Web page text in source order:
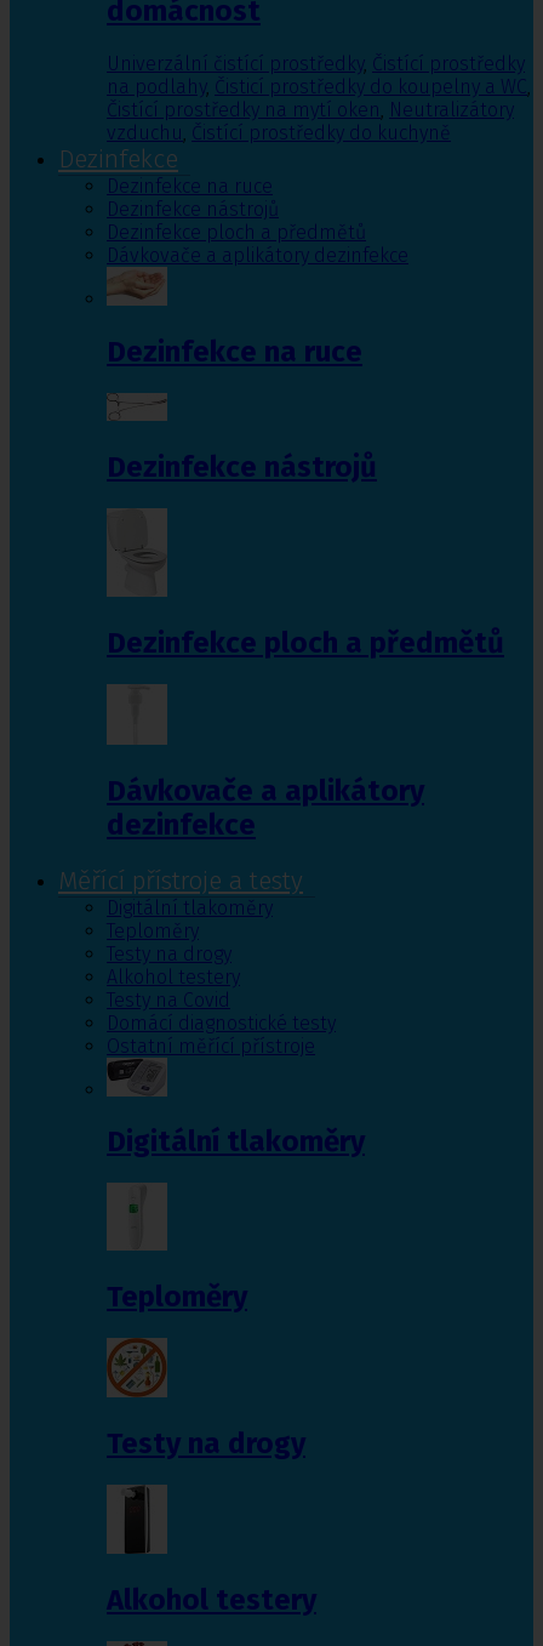
domácnost
Univerzální čistící prostředky, Čistící prostředky
na podlahy, Čisticí prostředky do koupelny a WC,
Čistící prostředky na mytí oken, Neutralizátory
vzduchu, Čistící prostředky do kuchyně
Dezinfekce
Dezinfekce na ruce
Dezinfekce nástrojů
Dezinfekce ploch a předmětů
Dávkovače a aplikátory dezinfekce
Dezinfekce na ruce
Dezinfekce nástrojů
Dezinfekce ploch a předmětů
Dávkovače a aplikátory
dezinfekce
Měřící přístroje a testy
Digitální tlakoměry
Teploměry
Testy na drogy
Alkohol testery
Testy na Covid
Domácí diagnostické testy
Ostatní měřící přístroje
Digitální tlakoměry
Teploměry
Testy na drogy
Alkohol testery